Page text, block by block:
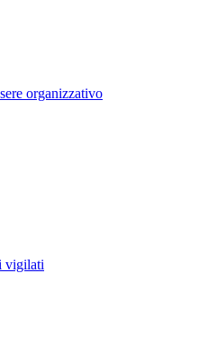
organizzativo
vigilati